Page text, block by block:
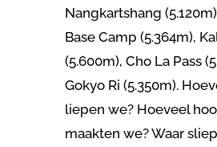
Nangkartshang
Base Camp (5.364m),
(5.600m), Cho La Pass
Gokyo Ri (5.350m).
liepen we? Hoeveel
maakten we? Waar